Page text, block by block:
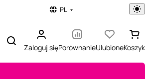
PL
Zaloguj sięPorównanieUlubioneKoszyk